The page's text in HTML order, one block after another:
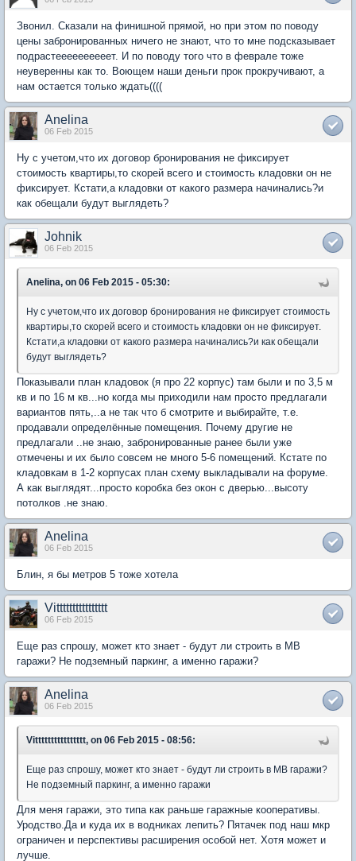
Звонил. Сказали на финишной прямой, но при этом по поводу
цены забронированных ничего не знают, что то мне подсказывает
подрастеееееееееет. И по поводу того что в феврале тоже
неуверенны как то. Воющем наши деньги прок прокручивают, а
нам остается только ждать((((
Anelina
06 Feb 2015
Ну с учетом,что их договор бронирования не фиксирует
стоимость квартиры,то скорей всего и стоимость кладовки он не
фиксирует. Кстати,а кладовки от какого размера начинались?и
как обещали будут выглядеть?
Johnik
06 Feb 2015
Anelina, on 06 Feb 2015 - 05:30:
Ну с учетом,что их договор бронирования не фиксирует стоимость
квартиры,то скорей всего и стоимость кладовки он не фиксирует.
Кстати,а кладовки от какого размера начинались?и как обещали
будут выглядеть?
Показывали план кладовок (я про 22 корпус) там были и по 3,5 м
кв и по 16 м кв...но когда мы приходили нам просто предлагали
вариантов пять,..а не так что б смотрите и выбирайте, т.е.
продавали определённые помещения. Почему другие не
предлагали ..не знаю, забронированные ранее были уже
отмечены и их было совсем не много 5-6 помещений. Кстате по
кладовкам в 1-2 корпусах план схему выкладывали на форуме.
А как выглядят...просто коробка без окон с дверью...высоту
потолков .не знаю.
Anelina
06 Feb 2015
Блин, я бы метров 5 тоже хотела
Vitttttttttttttttt
06 Feb 2015
Еще раз спрошу, может кто знает - будут ли строить в МВ
гаражи? Не подземный паркинг, а именно гаражи?
Anelina
06 Feb 2015
Vitttttttttttttttt, on 06 Feb 2015 - 08:56:
Еще раз спрошу, может кто знает - будут ли строить в МВ гаражи?
Не подземный паркинг, а именно гаражи
Для меня гаражи, это типа как раньше гаражные кооперативы.
Уродство.Да и куда их в водниках лепить? Пятачек под наш мкр
ограничен и перспективы расширения особой нет. Хотя может и
лучше.